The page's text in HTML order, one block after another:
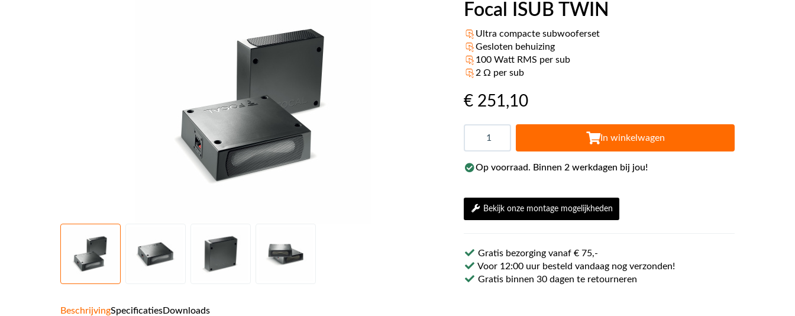
Focal ISUB TWIN
Ultra compacte subwooferset
Gesloten behuizing
100 Watt RMS per sub
2 Ω per sub
€ 251,10
In winkelwagen
Op voorraad. Binnen 2 werkdagen bij jou!
Bekijk onze montage mogelijkheden
Gratis bezorging vanaf € 75,-
Voor 12:00 uur besteld vandaag nog verzonden!
Gratis binnen 30 dagen te retourneren
BeschrijvingSpecificatiesDownloads